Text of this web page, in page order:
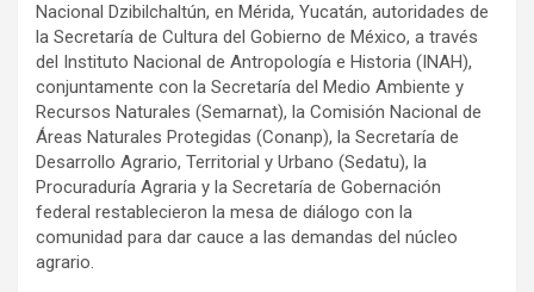
Nacional Dzibilchaltún, en Mérida, Yucatán, autoridades de
la Secretaría de Cultura del Gobierno de México, a través
del Instituto Nacional de Antropología e Historia (INAH),
conjuntamente con la Secretaría del Medio Ambiente y
Recursos Naturales (Semarnat), la Comisión Nacional de
Áreas Naturales Protegidas (Conanp), la Secretaría de
Desarrollo Agrario, Territorial y Urbano (Sedatu), la
Procuraduría Agraria y la Secretaría de Gobernación
federal restablecieron la mesa de diálogo con la
comunidad para dar cauce a las demandas del núcleo
agrario.